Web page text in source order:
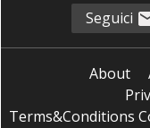
Seguici
About
Terms&Conditions